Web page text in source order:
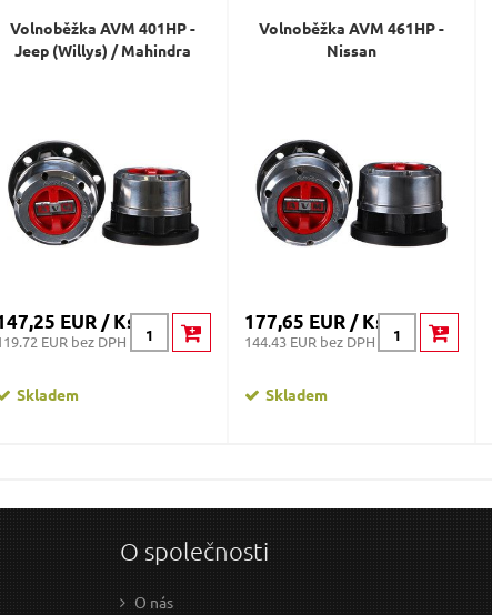
Odeslat dotaz
Volnoběžka AVM 401HP -
Jeep (Willys) / Mahindra
EUR / Ks
EUR bez DPH
Skladem
Volnoběžka AVM 461HP -
Nissan
177,65 EUR / Ks
144.43 EUR bez DPH
Skladem
O společnosti
O nás